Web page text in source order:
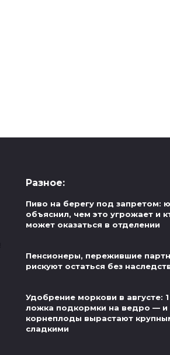
Разное:
Пиво на берегу под запретом:
объяснил, чем это угрожает и
может оказаться в отделении
Пенсионеры, пережившие
рискуют остаться без
Удобрение моркови в августе: 1
ложка подкормки на ведро — и
корнеплоды вырастают
сладкими